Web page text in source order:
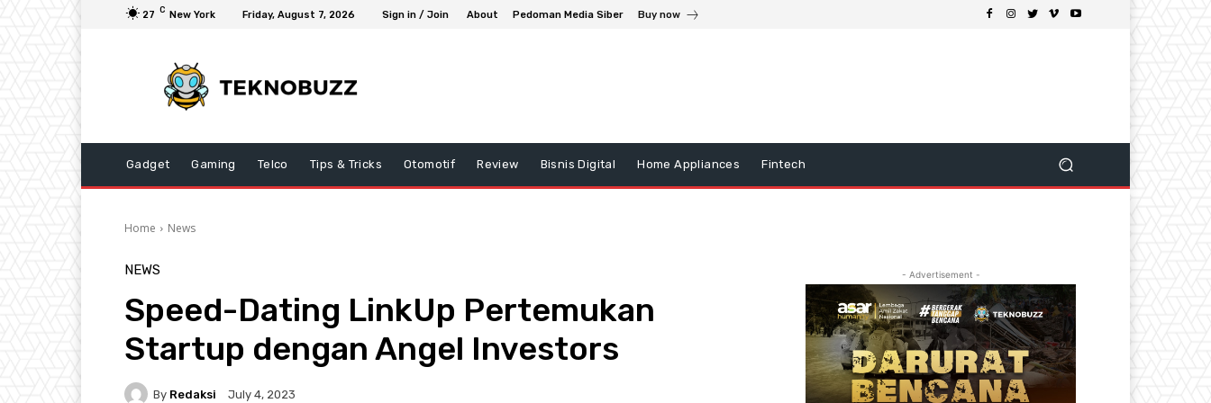
27 C New York Friday, August 7, 2026 Sign in / Join About Pedoman Media Siber Buy now
Gadget Gaming Telco Tips & Tricks Otomotif Review Bisnis Digital Home Appliances Fintech
Home News
NEWS
Speed-Dating LinkUp Pertemukan
Startup dengan Angel Investors
By Redaksi July 4, 2023
- Advertisement -